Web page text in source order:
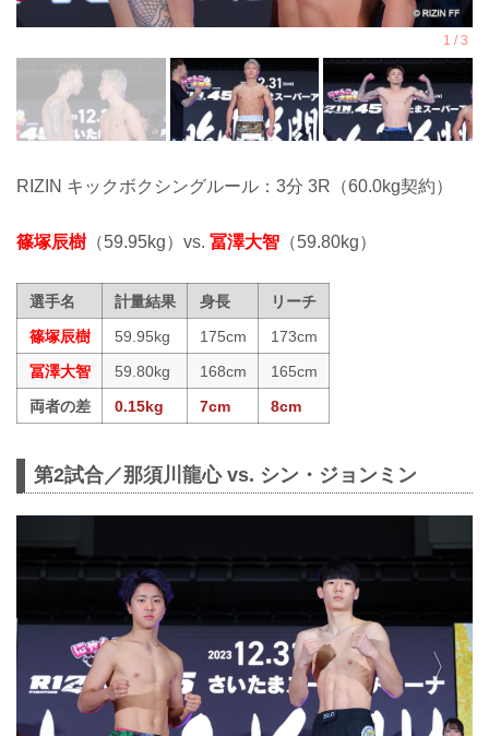
RIZIN キックボクシングルール：3分 3R（60.0kg契約）
篠塚辰樹 （59.95kg）vs. 冨澤大智 （59.80kg）
選手名 計量結果 身長
リーチ
篠塚辰樹
59.95kg 175cm
173cm
冨澤大智
59.80kg 168cm
165cm
両者の差
0.15kg 7cm 8cm
第2試合／那須川龍心 vs. シン・ジョンミン